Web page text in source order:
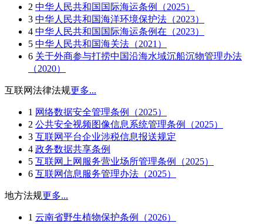
2 中华人民共和国国际海运条例（2025）
3 中华人民共和国海洋环境保护法（2023）
4 中华人民共和国国际海运条例在（2023）
5 中华人民共和国海关法（2021）
6 关于外商参与打捞中国沿海水域沉船沉物管理办法
（2020）
互联网法律法规更多...
1 网络数据安全管理条例（2025）
2 公共安全视频图像信息系统管理条例（2025）
3 互联网平台企业涉税信息报送规定
4 政务数据共享条例
5 互联网上网服务营业场所管理条例（2025）
6 互联网信息服务管理办法（2025）
地方法规更多...
1 云南省野生植物保护条例（2026）